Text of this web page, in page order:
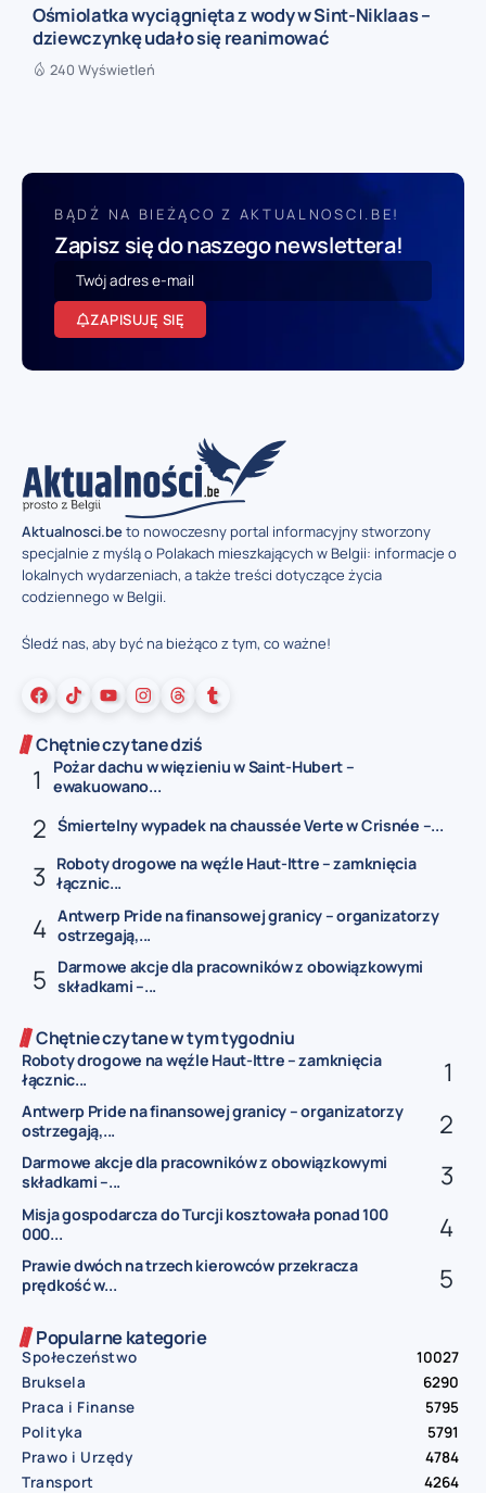
Ośmiolatka wyciągnięta z wody w Sint-Niklaas –
dziewczynkę udało się reanimować
240 Wyświetleń
BĄDŹ NA BIEŻĄCO Z AKTUALNOSCI.BE!
Zapisz się do naszego newslettera!
ZAPISUJĘ SIĘ
Aktualnosci.beto nowoczesny portal informacyjny stworzony
specjalnie z myślą o Polakach mieszkających w Belgii: informacje o
lokalnych wydarzeniach, a także treści dotyczące życia
codziennego w Belgii.
Śledź nas, aby być na bieżąco z tym, co ważne!
Chętnie czytane dziś
Pożar dachu w więzieniu w Saint-Hubert –
ewakuowano...
Śmiertelny wypadek na chaussée Verte w Crisnée –...
Roboty drogowe na węźle Haut-Ittre – zamknięcia
łącznic...
Antwerp Pride na finansowej granicy – organizatorzy
ostrzegają,...
Darmowe akcje dla pracowników z obowiązkowymi
składkami –...
Chętnie czytane w tym tygodniu
Roboty drogowe na węźle Haut-Ittre – zamknięcia
łącznic...
Antwerp Pride na finansowej granicy – organizatorzy
ostrzegają,...
Darmowe akcje dla pracowników z obowiązkowymi
składkami –...
Misja gospodarcza do Turcji kosztowała ponad 100
000...
Prawie dwóch na trzech kierowców przekracza
prędkość w...
Popularne kategorie
Społeczeństwo
10027
Bruksela
6290
Praca i Finanse
5795
Polityka
5791
Prawo i Urzędy
4784
Transport
4264